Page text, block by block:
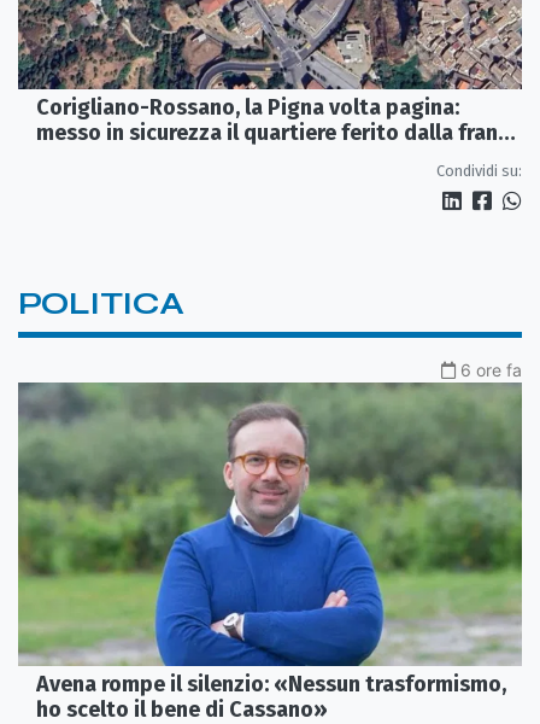
Corigliano-Rossano, la Pigna volta pagina:
messo in sicurezza il quartiere ferito dalla frana
Condividi su:
POLITICA
6 ore fa
Avena rompe il silenzio: «Nessun trasformismo,
ho scelto il bene di Cassano»